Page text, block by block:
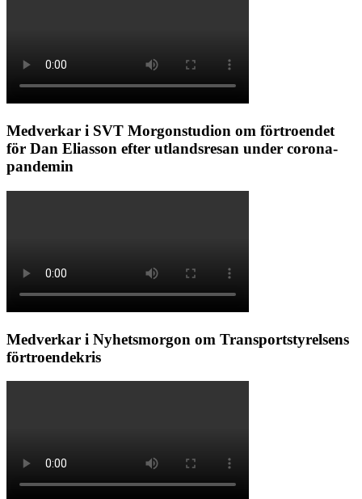
Medverkar i SVT Morgonstudion om förtroendet
för Dan Eliasson efter utlandsresan under corona-
pandemin
Medverkar i Nyhetsmorgon om Transportstyrelsens
förtroendekris